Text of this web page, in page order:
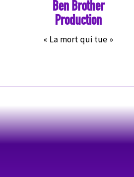
Ben Brother
Production
« La mort qui tue »